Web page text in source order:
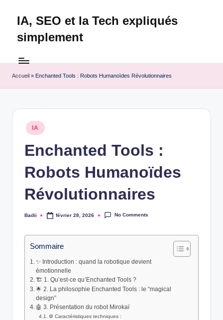
IA, SEO et la Tech expliqués
simplement
est
votre
destination
pour
l'actualité
tech.
Découvrez
des
tests
experts,
les
dernières
innovations
Accueil » Enchanted Tools : Robots Humanoïdes Révolutionnaires
Posted
in
IA
Enchanted Tools :
Robots Humanoïdes
Révolutionnaires
Posted
Badii février 28, 2026 No Comments
Sommaire
✨ Introduction : quand la robotique devient
émotionnelle
🏗️ 1. Qu’est‑ce qu’Enchanted Tools ?
🌟 2. La philosophie Enchanted Tools : le “magical
design”
🤖 3. Présentation du robot Mirokaï
⚙️ Caractéristiques techniques :